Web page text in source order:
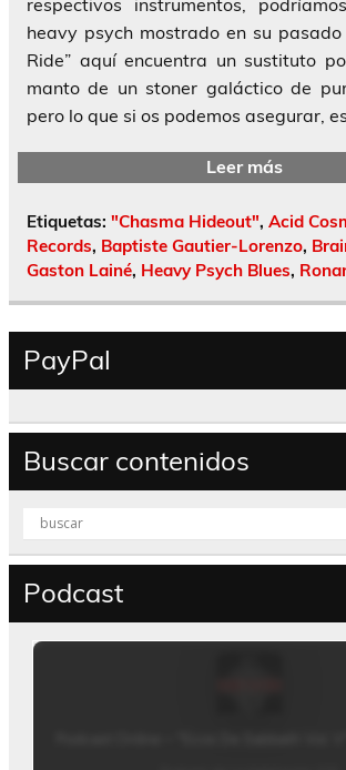
heavy psych mostrado en su
Ride” aquí encuentra un sustituto
manto de un stoner galáctico de
pero lo que si os podemos asegurar,
Leer más
Etiquetas: "Chasma Hideout", Acid
Records, Baptiste Gautier-Lorenzo,
Gaston Lainé, Heavy Psych Blues,
PayPal
Buscar contenidos
Podcast